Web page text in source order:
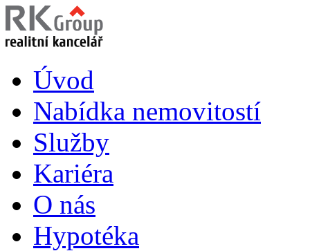
Úvod
Nabídka nemovitostí
Služby
Kariéra
O nás
Hypotéka